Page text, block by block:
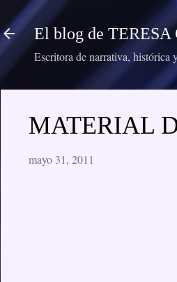
El blog de
Escritora de narrativa, histórica
MATERIAL
mayo 31, 2011